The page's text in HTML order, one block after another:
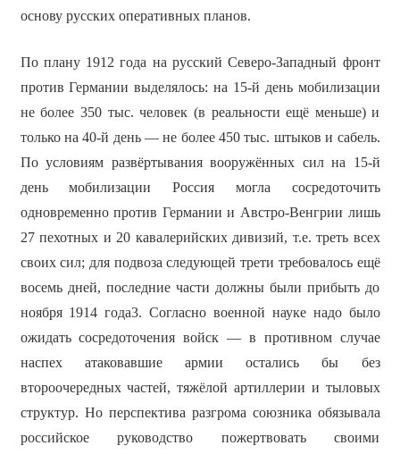
основу русских оперативных планов.
По плану 1912 года на русский Северо-Западный фронт
против Германии выделялось: на 15-й день мобилизации
не более 350 тыс. человек (в реальности ещё меньше) и
только на 40-й день — не более 450 тыс. штыков и сабель.
По условиям развёртывания вооружённых сил на 15-й
день мобилизации Россия могла сосредоточить
одновременно против Германии и Австро-Венгрии лишь
27 пехотных и 20 кавалерийских дивизий, т.е. треть всех
своих сил; для подвоза следующей трети требовалось ещё
восемь дней, последние части должны были прибыть до
ноября 1914 года3. Согласно военной науке надо было
ожидать сосредоточения войск — в противном случае
наспех атаковавшие армии остались бы без
второочередных частей, тяжёлой артиллерии и тыловых
структур. Но перспектива разгрома союзника обязывала
российское руководство пожертвовать своими